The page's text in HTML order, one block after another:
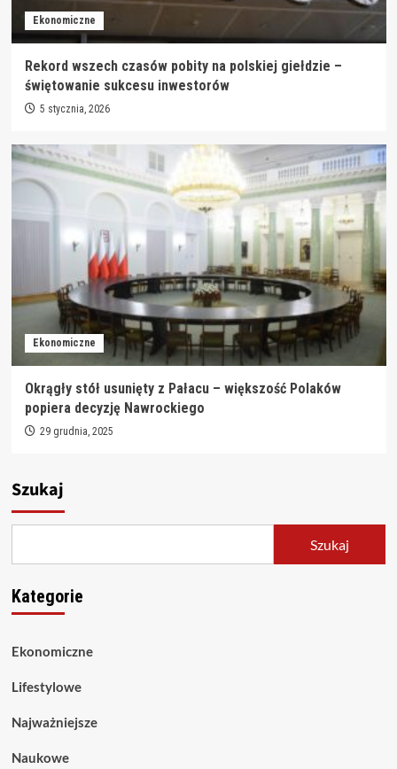
Ekonomiczne
Rekord wszech czasów pobity na polskiej giełdzie –
świętowanie sukcesu inwestorów
5 stycznia, 2026
Ekonomiczne
Okrągły stół usunięty z Pałacu – większość Polaków
popiera decyzję Nawrockiego
29 grudnia, 2025
Szukaj
Szukaj
Kategorie
Ekonomiczne
Lifestylowe
Najważniejsze
Naukowe